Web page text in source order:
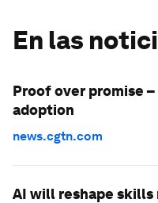
En las
Proof over promise
adoption
news.cgtn.com
AI will reshape